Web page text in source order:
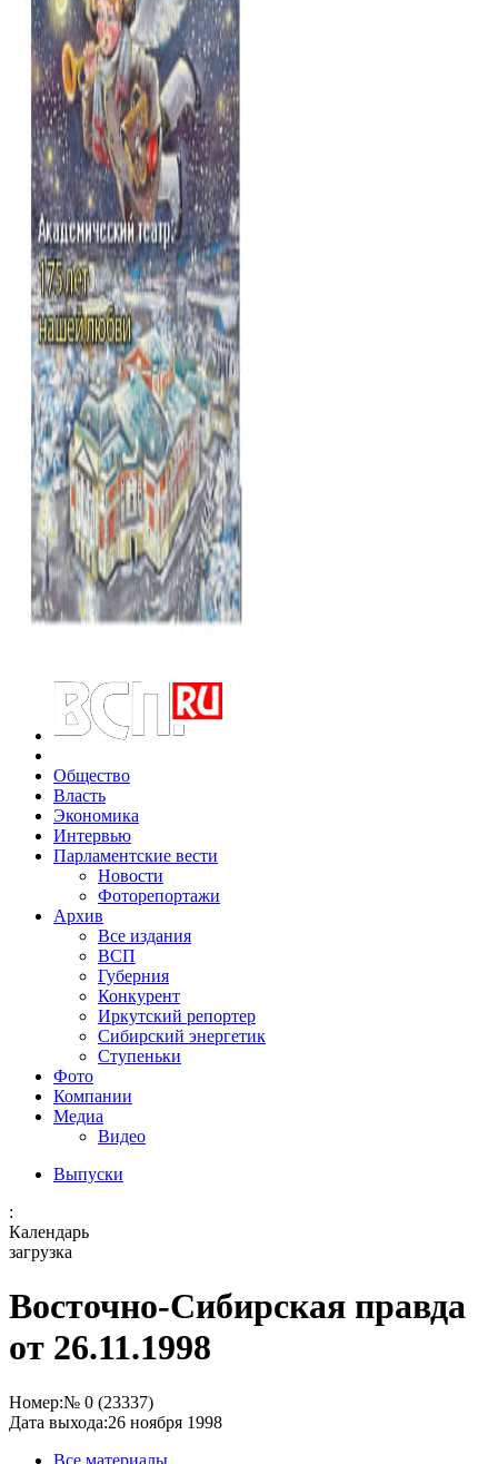
Общество
Власть
Экономика
Интервью
Парламентские вести
Новости
Фоторепортажи
Архив
Все издания
ВСП
Губерния
Конкурент
Иркутский репортер
Сибирский энергетик
Ступеньки
Фото
Компании
Медиа
Видео
Выпуски
:
Календарь
загрузка
Восточно-Сибирская правда
от 26.11.1998
Номер:№ 0 (23337)
Дата выхода:26 ноября 1998
Все материалы